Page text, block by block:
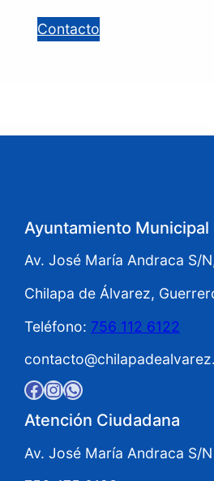
Contacto
Ayuntamiento Municipal
Av. José María Andraca S/
Chilapa de Álvarez,
Teléfono: 756 112 6122
Facebook InstagramWhatsApp
Atención Ciudadana
Av. José María Andraca S/N